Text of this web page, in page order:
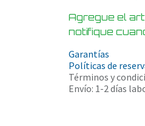
Agregue el
notifique
Garantías
Políticas de
Términos y
Envío: 1-2 días